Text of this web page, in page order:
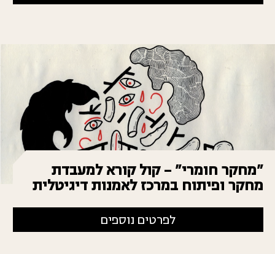
״מחקר חומרי״ – קול קורא למעבדת
מחקר ופיתוח במרכז לאמנות דיגיטלית
לפרטים נוספים